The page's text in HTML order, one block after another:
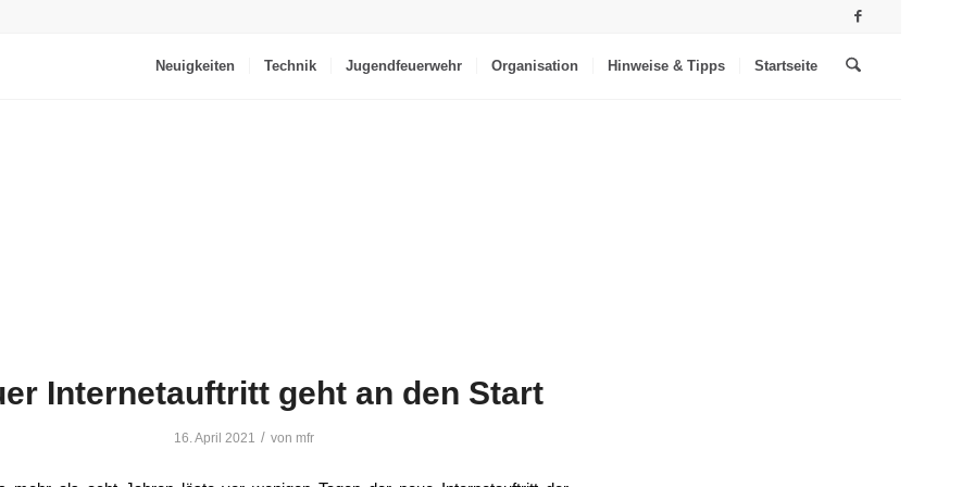
Neuigkeiten Technik Jugendfeuerwehr Organisation Hinweise & Tipps Startseite
Internetauftritt geht an den Start
16. April 2021 / von mfr